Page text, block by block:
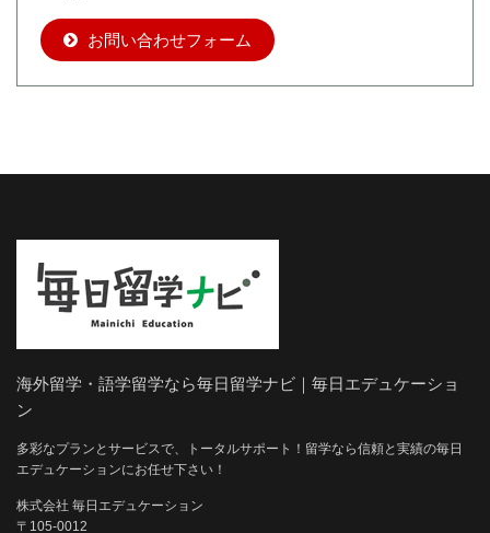
お問い合わせフォーム
海外留学・語学留学なら毎日留学ナビ｜毎日エデュケーショ
ン
多彩なプランとサービスで、トータルサポート！留学なら信頼と実績の毎日
エデュケーションにお任せ下さい！
株式会社 毎日エデュケーション
〒105-0012